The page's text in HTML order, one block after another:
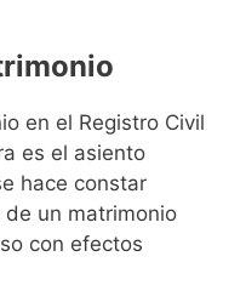
en el Registro Civil
es el asiento
hace constar
un matrimonio
con efectos